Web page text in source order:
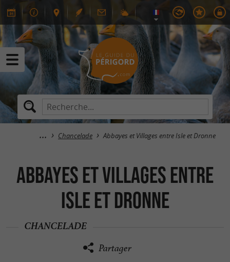
Chancelade Abbayes et Villages entre Isle et Dronne
Abbayes et Villages entre
Isle et Dronne
CHANCELADE
Partager